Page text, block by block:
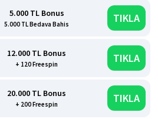
5.000 TL Bonus
5.000 TL Bedava Bahis TIKLA
12.000 TL Bonus
+ 120 Freespin TIKLA
20.000 TL Bonus
+ 200 Freespin TIKLA